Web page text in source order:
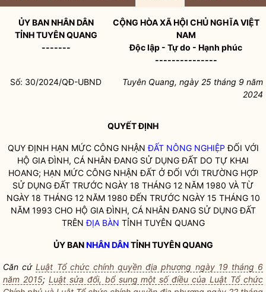
ỦY BANNHÂN DÂN
TỈNH TUYÊN QUANG
-------
CỘNG HÒA XÃ HỘI CHỦ NGHĨA VIỆT
NAM
Độc lập - Tự do - Hạnh phúc
---------------
Số: 30/2024/QĐ-UBND
Tuyên Quang, ngày 25 tháng 9 năm
2024
QUYẾT ĐỊNH
QUY ĐỊNH HẠN MỨC CÔNG NHẬNĐẤT NÔNG NGHIỆP ĐỐI VỚI
HỘ GIA ĐÌNH, CÁ NHÂN ĐANG SỬ DỤNG ĐẤT DO TỰ KHAI
HOANG; HẠN MỨC CÔNG NHẬN ĐẤT Ở ĐỐI VỚI TRƯỜNG HỢP
SỬ DỤNG ĐẤT TRƯỚC NGÀY 18 THÁNG 12 NĂM 1980 VÀ TỪ
NGÀY 18 THÁNG 12 NĂM 1980 ĐẾN TRƯỚC NGÀY 15 THÁNG 10
NĂM 1993 CHO HỘ GIA ĐÌNH, CÁ NHÂN ĐANG SỬ DỤNG ĐẤT
TRÊNĐỊA BÀN TỈNH TUYÊN QUANG
ỦY BANNHÂN DÂNTỈNH TUYÊN QUANG
Căn cứLuật Tổ chức chính quyền địa phương ngày 19 tháng 6
năm 2015; Luật sửa đổi, bổ sung một số điều của Luật Tổ chức